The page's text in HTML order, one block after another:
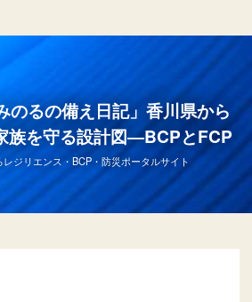
のるの備え日記」香川県から
族を守る設計図―BCPとFCP
ジリエンス・BCP・防災ポータルサイト